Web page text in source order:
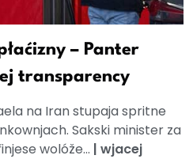
– Panter
transparency
na Iran stupaja spritne
Sakski minister za
wolóže... | wjacej